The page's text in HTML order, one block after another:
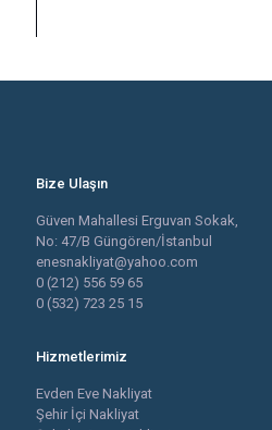
Bize Ulaşın
Güven Mahallesi Erguvan Sokak,
No: 47/B Güngören/İstanbul
enesnakliyat@yahoo.com
0 (212) 556 59 65
0 (532) 723 25 15
Hizmetlerimiz
Evden Eve Nakliyat
Şehir İçi Nakliyat